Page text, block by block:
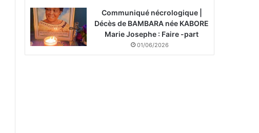
Communiqué nécrologique |
Décès de BAMBARA née KABORE
Marie Josephe : Faire -part
01/06/2026